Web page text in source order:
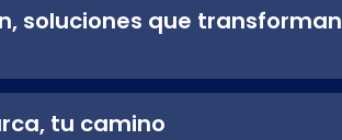
soluciones que transforman
tu camino